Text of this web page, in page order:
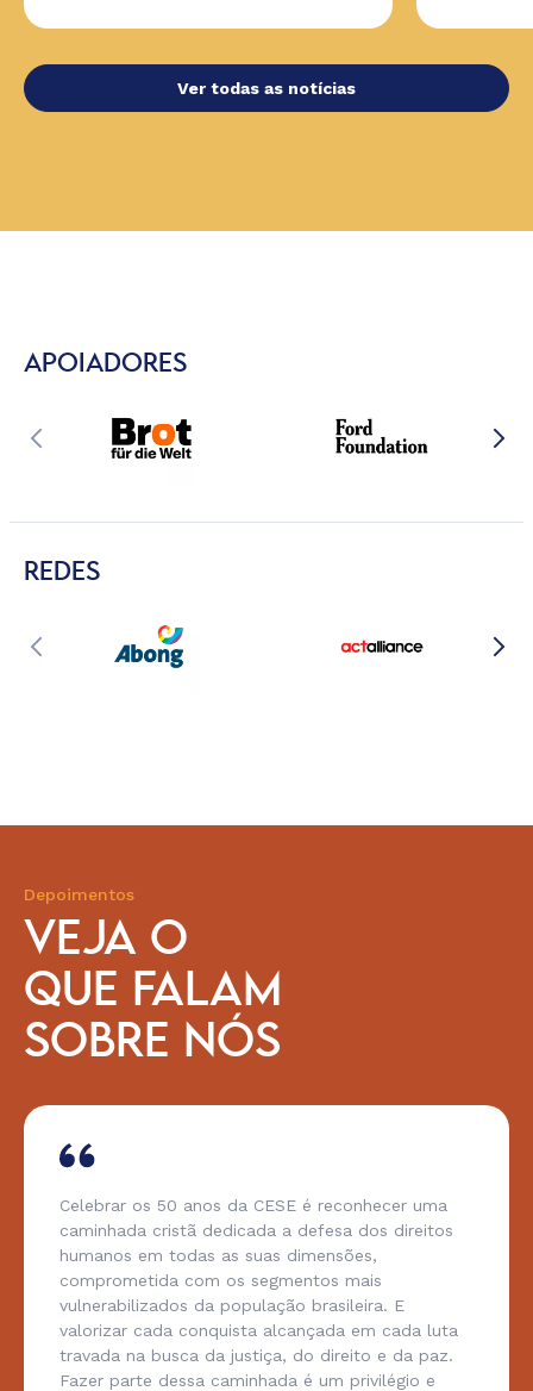
Ver todas as notícias
APOIADORES
REDES
Depoimentos
VEJA O
QUE FALAM
SOBRE NÓS
Celebrar os 50 anos da CESE é reconhecer uma
caminhada cristã dedicada a defesa dos direitos
humanos em todas as suas dimensões,
comprometida com os segmentos mais
vulnerabilizados da população brasileira. E
valorizar cada conquista alcançada em cada luta
travada na busca da justiça, do direito e da paz.
Fazer parte dessa caminhada é um privilégio e